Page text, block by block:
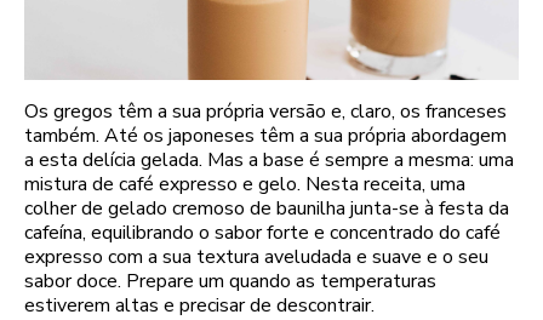
Os gregos têm a sua própria versão e, claro, os franceses
também. Até os japoneses têm a sua própria abordagem
a esta delícia gelada. Mas a base é sempre a mesma: uma
mistura de café expresso e gelo. Nesta receita, uma
colher de gelado cremoso de baunilha junta-se à festa da
cafeína, equilibrando o sabor forte e concentrado do café
expresso com a sua textura aveludada e suave e o seu
sabor doce. Prepare um quando as temperaturas
estiverem altas e precisar de descontrair.